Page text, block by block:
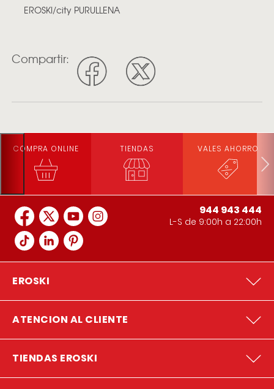
EROSKI/city PURULLENA
Compartir:
COMPRA ONLINE TIENDAS VALES AHORRO
944 943 444
L-S de 9:00h a 22:00h
EROSKI
ATENCION AL CLIENTE
TIENDAS EROSKI